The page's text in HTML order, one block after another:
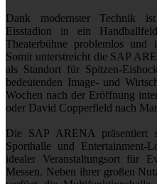
Dank modernster Technik
Eisstadion in ein
Theaterbühne problemlos und
Somit unterstreicht die SAP
als Standort für Spitzen-
bedeutenden Image- und
Wochen nach der Eröffnung
oder David Copperfield nach
Die SAP ARENA präsentiert
Sporthalle und Entertainment-
idealer Veranstaltungsort für
Messen. Neben ihrer großen